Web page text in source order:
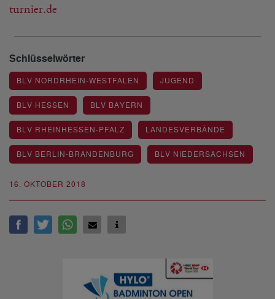
16. OKTOBER 2018
turnier.de
Schlüsselwörter
BLV NORDRHEIN-WESTFALEN JUGEND
BLV HESSEN BLV BAYERN
BLV RHEINHESSEN-PFALZ LANDESVERBÄNDE
BLV BERLIN-BRANDENBURG BLV NIEDERSACHSEN